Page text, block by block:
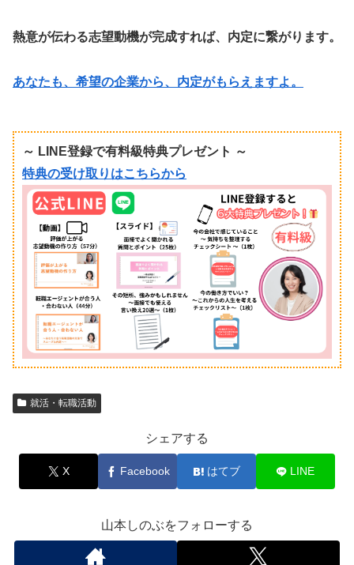
熱意が伝わる志望動機が完成すれば、内定に繋がります。
あなたも、希望の企業から、内定がもらえますよ。
～ LINE登録で有料級特典プレゼント ～
特典の受け取りはこちらから
就活・転職活動
シェアする
X Facebook はてブ LINE
山本しのぶをフォローする